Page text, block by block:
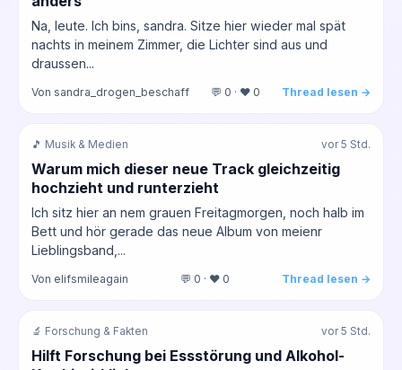
Na, leute. Ich bins, sandra. Sitze hier wieder mal spät
nachts in meinem Zimmer, die Lichter sind aus und
draussen...
Von sandra_drogen_beschaff 💬 0 · ❤️ 0 Thread lesen →
🎵 Musik & Medien vor 5 Std.
Warum mich dieser neue Track gleichzeitig
hochzieht und runterzieht
Ich sitz hier an nem grauen Freitagmorgen, noch halb im
Bett und hör gerade das neue Album von meienr
Lieblingsband,...
Von elifsmileagain 💬 0 · ❤️ 0 Thread lesen →
🔬 Forschung & Fakten vor 5 Std.
Hilft Forschung bei Essstörung und Alkohol-